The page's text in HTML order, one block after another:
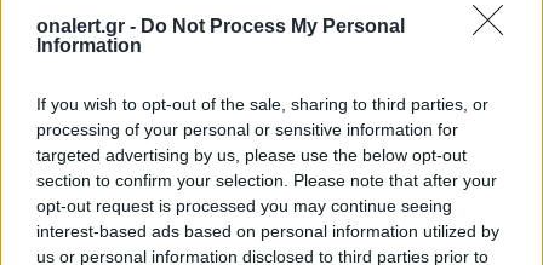
onalert.gr - Do Not Process My Personal
Information
If you wish to opt-out of the sale, sharing to third parties, or
processing of your personal or sensitive information for
targeted advertising by us, please use the below opt-out
section to confirm your selection. Please note that after your
opt-out request is processed you may continue seeing
interest-based ads based on personal information utilized by
us or personal information disclosed to third parties prior to
Διάβασε επίσης
Ακολουθήστε το onalert.gr στοGoogle